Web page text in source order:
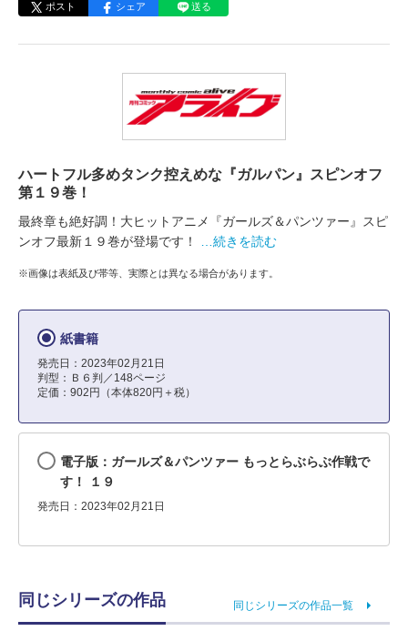
ポスト シェア 送る
ハートフル多めタンク控えめな『ガルパン』スピンオフ
第１９巻！
最終章も絶好調！大ヒットアニメ『ガールズ＆パンツァー』スピ
ンオフ最新１９巻が登場です！
…続きを読む
※画像は表紙及び帯等、実際とは異なる場合があります。
紙書籍
発売日：2023年02月21日
判型：Ｂ６判／148ページ
定価：902円（本体820円＋税）
電子版：ガールズ＆パンツァー もっとらぶらぶ作戦で
す！ １９
発売日：2023年02月21日
同じシリーズの作品 同じシリーズの作品一覧